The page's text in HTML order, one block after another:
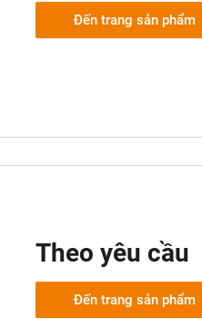
Đến trang sản phẩm
Theo yêu cầu
Đến trang sản phẩm